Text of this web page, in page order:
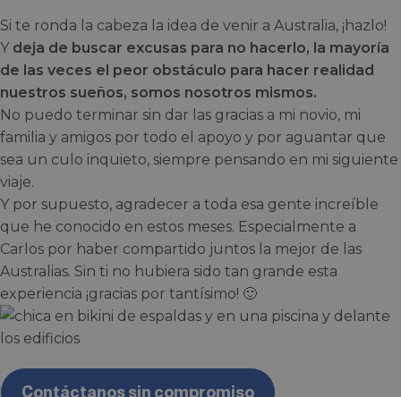
Si te ronda la cabeza la idea de venir a Australia, ¡hazlo!
Y deja de buscar excusas para no hacerlo, la mayoría
de las veces el peor obstáculo para hacer realidad
nuestros sueños, somos nosotros mismos.
No puedo terminar sin dar las gracias a mi novio, mi
familia y amigos por todo el apoyo y por aguantar que
sea un culo inquieto, siempre pensando en mi siguiente
viaje.
Y por supuesto, agradecer a toda esa gente increíble
que he conocido en estos meses. Especialmente a
Carlos por haber compartido juntos la mejor de las
Australias. Sin ti no hubiera sido tan grande esta
experiencia ¡gracias por tantísimo! 🙂
Contáctanos sin compromiso